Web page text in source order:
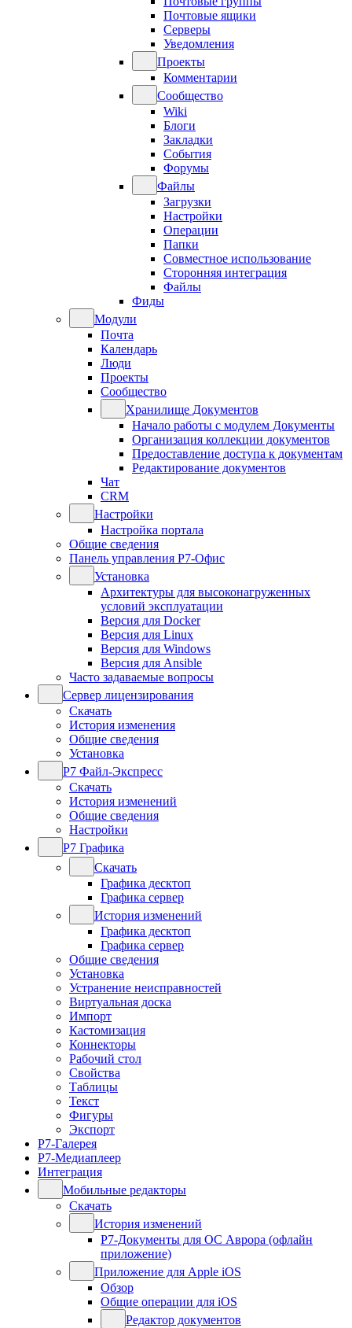
Почтовые ящики
Серверы
Уведомления
Проекты
Комментарии
Сообщество
Wiki
Блоги
Закладки
События
Форумы
Файлы
Загрузки
Настройки
Операции
Папки
Совместное использование
Сторонняя интеграция
Файлы
Фиды
Модули
Почта
Календарь
Люди
Проекты
Сообщество
Хранилище Документов
Начало работы с модулем Документы
Организация коллекции документов
Предоставление доступа к документам
Редактирование документов
Чат
CRM
Настройки
Настройка портала
Общие сведения
Панель управления Р7-Офис
Установка
Архитектуры для высоконагруженных
условий эксплуатации
Версия для Docker
Версия для Linux
Версия для Windows
Версия для Ansible
Часто задаваемые вопросы
Сервер лицензирования
Скачать
История изменения
Общие сведения
Установка
Р7 Файл-Экспресс
Скачать
История изменений
Общие сведения
Настройки
Р7 Графика
Скачать
Графика десктоп
Графика сервер
История изменений
Графика десктоп
Графика сервер
Общие сведения
Установка
Устранение неисправностей
Виртуальная доска
Импорт
Кастомизация
Коннекторы
Рабочий стол
Свойства
Таблицы
Текст
Фигуры
Экспорт
Р7-Галерея
Р7-Медиаплеер
Интеграция
Мобильные редакторы
Скачать
История изменений
Р7-Документы для ОС Аврора (офлайн
приложение)
Приложение для Apple iOS
Обзор
Общие операции для iOS
Редактор документов